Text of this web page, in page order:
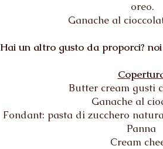
oreo.
Ganache al
Hai un altro gusto da proporci?
Butter cream gusti
Ganache al
Fondant: pasta di zucchero
Panna
Cream